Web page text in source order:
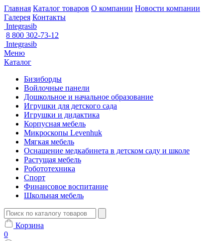
Главная Каталог товаров О компании Новости компании
Галерея Контакты
Integrasib
8 800 302-73-12
Integrasib
Меню
Каталог
Бизиборды
Войлочные панели
Дошкольное и начальное образование
Игрушки для детского сада
Игрушки и дидактика
Корпусная мебель
Микроскопы Levenhuk
Мягкая мебель
Оснащение медкабинета в детском саду и школе
Растущая мебель
Робототехника
Спорт
Финансовое воспитание
Школьная мебель
Корзина
0